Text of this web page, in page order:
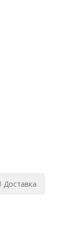
Доставка